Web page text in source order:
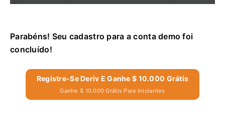
Parabéns! Seu cadastro para a conta demo foi
concluído!
Registre-Se Deriv E Ganhe $ 10.000 Grátis
Ganhe $ 10.000 Grátis Para Iniciantes